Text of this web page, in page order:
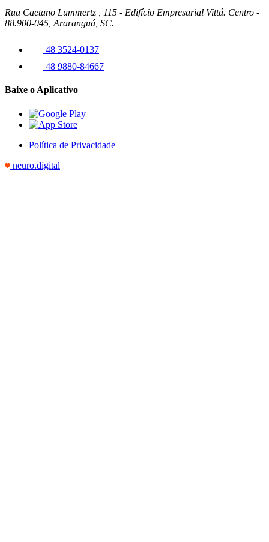
Rua Caetano Lummertz , 115 - Edifício Empresarial Vittá. Centro -
88.900-045, Araranguá, SC.
48 3524-0137
48 9880-84667
Baixe o Aplicativo
Política de Privacidade
neuro.digital